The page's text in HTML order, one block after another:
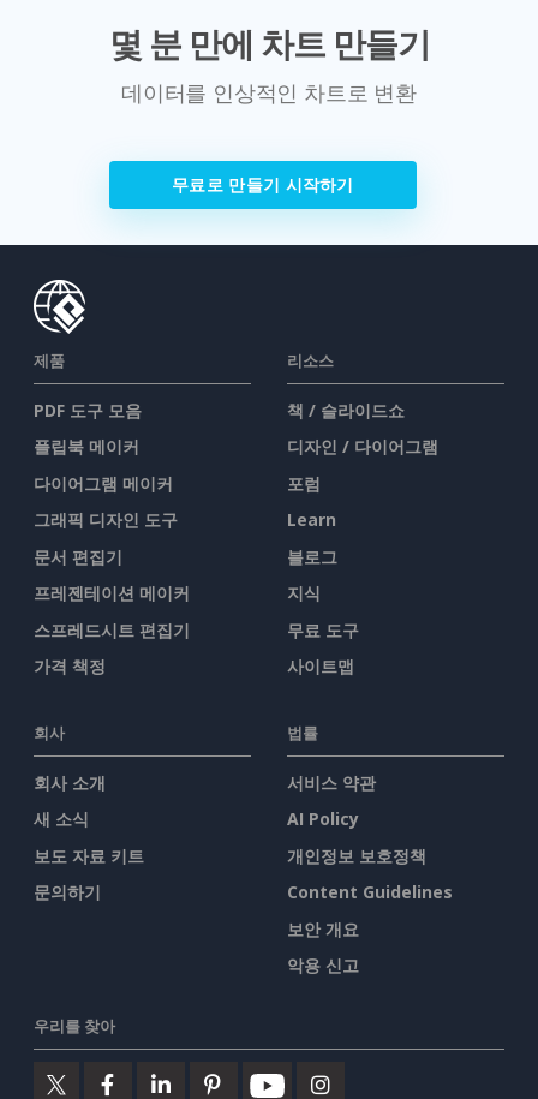
몇 분 만에 차트 만들기
데이터를 인상적인 차트로 변환
무료로 만들기 시작하기
제품
PDF 도구 모음
플립북 메이커
다이어그램 메이커
그래픽 디자인 도구
문서 편집기
프레젠테이션 메이커
스프레드시트 편집기
가격 책정
리소스
책 / 슬라이드쇼
디자인 / 다이어그램
포럼
Learn
블로그
지식
무료 도구
사이트맵
회사
회사 소개
새 소식
보도 자료 키트
문의하기
법률
서비스 약관
AI Policy
개인정보 보호정책
Content Guidelines
보안 개요
악용 신고
우리를 찾아